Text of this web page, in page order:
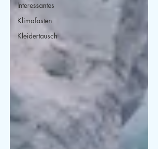
Interessantes
Klimafasten
Kleidertausch